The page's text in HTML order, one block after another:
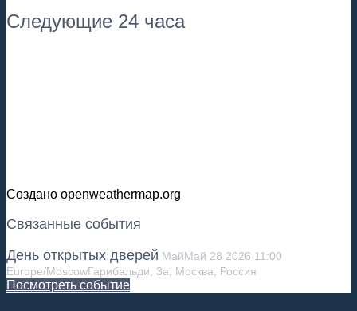
Следующие 24 часа
Создано openweathermap.org
Связанные события
День открытых дверей МайМай 28 2026 11:00
Europe/MoscowГарибальди, 3а, Москва, Россия
Посмотреть событие